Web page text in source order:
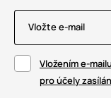
Vložte e-mail
Vložením e-
pro účely